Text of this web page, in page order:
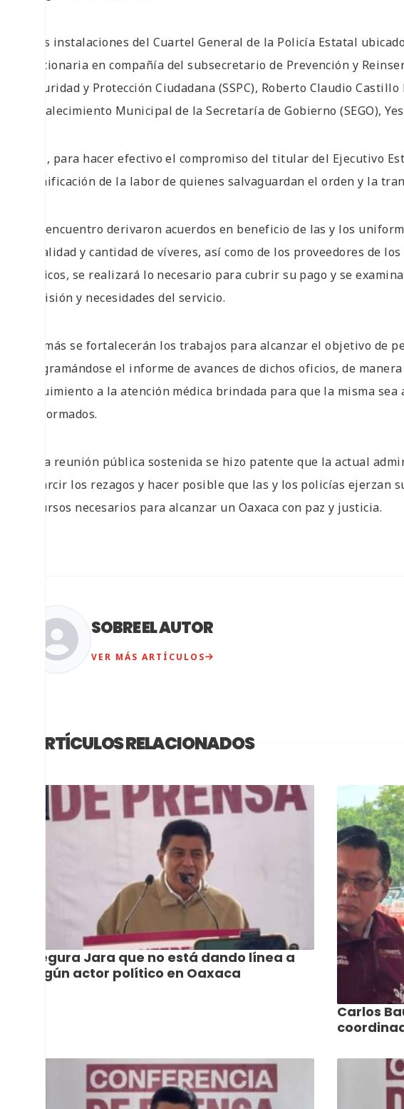
A las instalaciones del Cuartel General de la Policía Estatal
funcionaria en compañía del subsecretario de Prevención y
Seguridad y Protección Ciudadana (SSPC), Roberto Claudio
Fortalecimiento Municipal de la Secretaría de Gobierno (SEGO),
Esto, para hacer efectivo el compromiso del titular del Ejecutivo
dignificación de la labor de quienes salvaguardan el orden y la
Del encuentro derivaron acuerdos en beneficio de las y los
la calidad y cantidad de víveres, así como de los proveedores de
viáticos, se realizará lo necesario para cubrir su pago y se
comisión y necesidades del servicio.
Además se fortalecerán los trabajos para alcanzar el objetivo de
programándose el informe de avances de dichos oficios, de
seguimiento a la atención médica brindada para que la misma
uniformados.
En la reunión pública sostenida se hizo patente que la actual
resarcir los rezagos y hacer posible que las y los policías ejerzan
recursos necesarios para alcanzar un Oaxaca con paz y justicia.
SOBRE EL AUTOR
VER MÁS ARTÍCULOS
ARTÍCULOS RELACIONADOS
Asegura Jara que no está dando línea a
ningún actor político en Oaxaca
Carlos